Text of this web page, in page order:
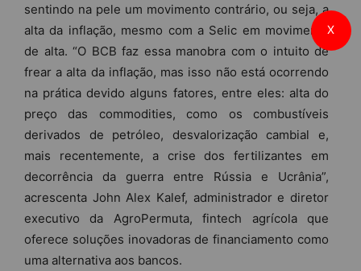
sentindo na pele um movimento contrário, ou seja, a
alta da inflação, mesmo com a Selic em movimento
de alta. “O BCB faz essa manobra com o intuito de
frear a alta da inflação, mas isso não está ocorrendo
na prática devido alguns fatores, entre eles: alta do
preço das commodities, como os combustíveis
derivados de petróleo, desvalorização cambial e,
mais recentemente, a crise dos fertilizantes em
decorrência da guerra entre Rússia e Ucrânia”,
acrescenta John Alex Kalef, administrador e diretor
executivo da AgroPermuta, fintech agrícola que
oferece soluções inovadoras de financiamento como
uma alternativa aos bancos.
X